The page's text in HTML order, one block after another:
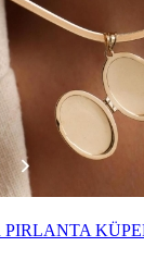
PIRLANTA